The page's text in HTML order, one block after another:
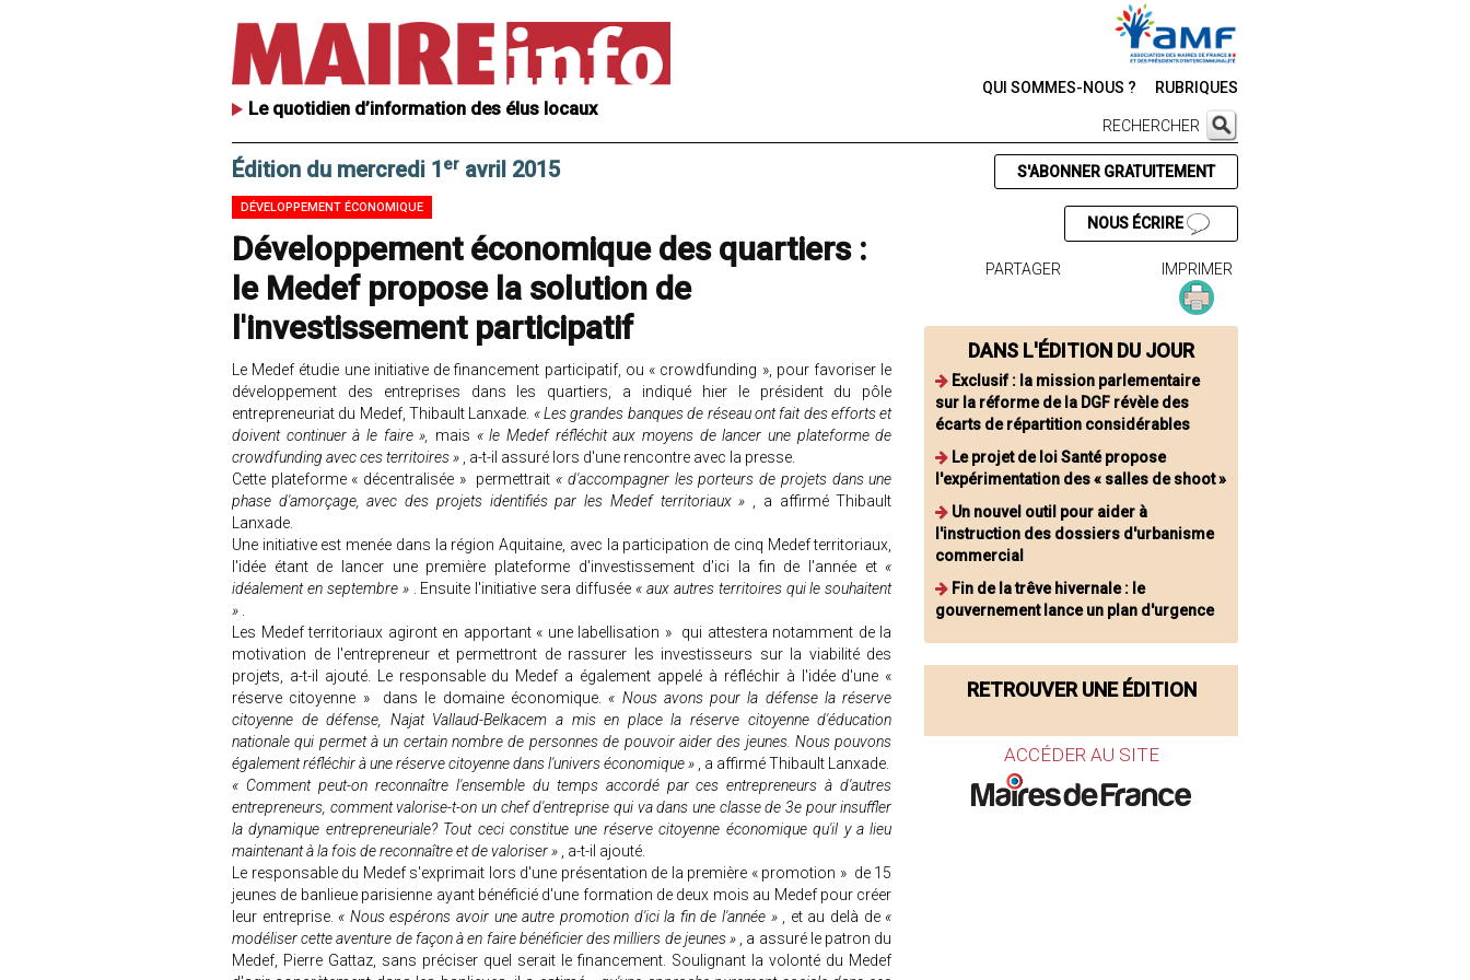
Le quotidien d’information des élus locaux
QUI SOMMES-NOUS ? RUBRIQUES
RECHERCHER
Édition du mercredi 1 er avril 2015
DÉVELOPPEMENT ÉCONOMIQUE
Développement économique des quartiers :
le Medef propose la solution de
l'investissement participatif
Le Medef étudie une initiative de financement participatif, ou « crowdfunding », pour favoriser le
développement des entreprises dans les quartiers, a indiqué hier le président du pôle
entrepreneuriat du Medef, Thibault Lanxade. « Les grandes banques de réseau ont fait des efforts et
doivent continuer à le faire »,
mais « le Medef réfléchit aux moyens de lancer une plateforme de
crowdfunding avec ces territoires »
, a-t-il assuré lors d'une rencontre avec la presse.
Cette plateforme « décentralisée » permettrait « d'accompagner les porteurs de projets dans une
phase d'amorçage, avec des projets identifiés par les Medef territoriaux »
, a affirmé Thibault
Lanxade.
Une initiative est menée dans la région Aquitaine, avec la participation de cinq Medef territoriaux,
l'idée étant de lancer une première plateforme d'investissement d'ici la fin de l'année et «
idéalement en septembre »
. Ensuite l'initiative sera diffusée « aux autres territoires qui le souhaitent
»
Les Medef territoriaux agiront en apportant « une labellisation » qui attestera notamment de la
motivation de l'entrepreneur et permettront de rassurer les investisseurs sur la viabilité des
projets, a-t-il ajouté. Le responsable du Medef a également appelé à réfléchir à l'idée d'une «
réserve citoyenne » dans le domaine économique. « Nous avons pour la défense la réserve
citoyenne de défense, Najat Vallaud-Belkacem a mis en place la réserve citoyenne d'éducation
nationale qui permet à un certain nombre de personnes de pouvoir aider des jeunes. Nous pouvons
également réfléchir à une réserve citoyenne dans l'univers économique »
, a affirmé Thibault Lanxade.
« Comment peut-on reconnaître l'ensemble du temps accordé par ces entrepreneurs à d'autres
entrepreneurs, comment valorise-t-on un chef d'entreprise qui va dans une classe de 3e pour insuffler
la dynamique entrepreneuriale? Tout ceci constitue une réserve citoyenne économique qu'il y a lieu
maintenant à la fois de reconnaître et de valoriser »
, a-t-il ajouté.
Le responsable du Medef s'exprimait lors d'une présentation de la première « promotion » de 15
jeunes de banlieue parisienne ayant bénéficié d'une formation de deux mois au Medef pour créer
leur entreprise. « Nous espérons avoir une autre promotion d'ici la fin de l'année » , et au delà de «
modéliser cette aventure de façon à en faire bénéficier des milliers de jeunes »
, a assuré le patron du
Medef, Pierre Gattaz, sans préciser quel serait le financement. Soulignant la volonté du Medef
S'ABONNER GRATUITEMENT
NOUS ÉCRIRE
PARTAGER IMPRIMER
DANS L'ÉDITION DU JOUR
Exclusif : la mission parlementaire
sur la réforme de la DGF révèle des
écarts de répartition considérables
Le projet de loi Santé propose
l'expérimentation des « salles de shoot »
Un nouvel outil pour aider à
l'instruction des dossiers d'urbanisme
commercial
Fin de la trêve hivernale : le
gouvernement lance un plan d'urgence
RETROUVER UNE ÉDITION
ACCÉDER AU SITE